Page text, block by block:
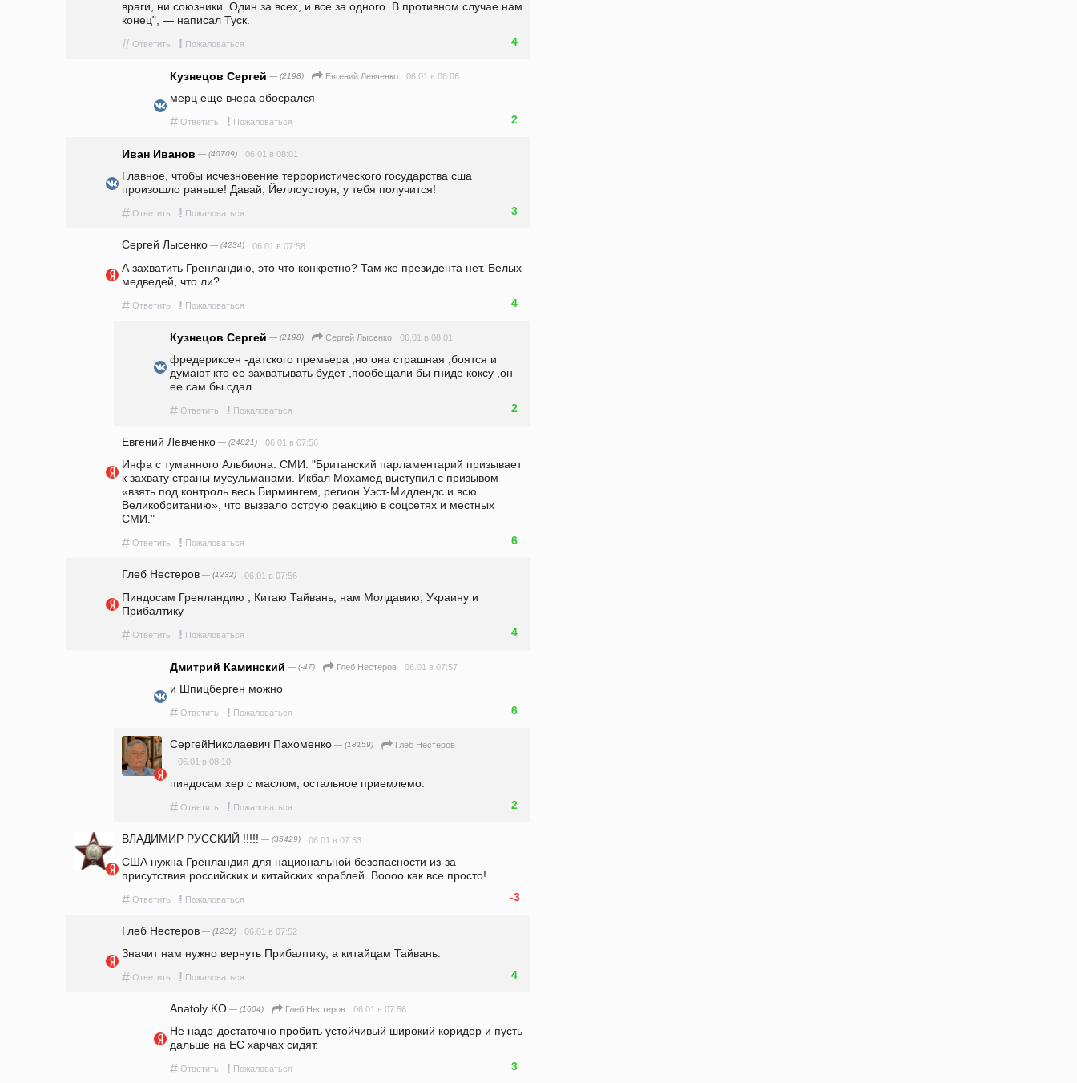
враги, ни союзники. Один за всех, и все за одного. В противном случае нам
конец", — написал Туск.
# Ответить ! Пожаловаться 4
Кузнецов Сергей — (2198) Евгений Левченко 06.01 в 08:06
мерц еще вчера обосрался
# Ответить ! Пожаловаться 2
Иван Иванов — (40709) 06.01 в 08:01
Главное, чтобы исчезновение террористического государства сша
произошло раньше! Давай, Йеллоустоун, у тебя получится!
# Ответить ! Пожаловаться 3
Сергей Лысенко — (4234) 06.01 в 07:58
А захватить Гренландию, это что конкретно? Там же президента нет. Белых
медведей, что ли?
# Ответить ! Пожаловаться 4
Кузнецов Сергей — (2198) Сергей Лысенко 06.01 в 08:01
фредериксен -датского премьера ,но она страшная ,боятся и
думают кто ее захватывать будет ,пообещали бы гниде коксу ,он
ее сам бы сдал
# Ответить ! Пожаловаться 2
Евгений Левченко — (24821) 06.01 в 07:56
Инфа с туманного Альбиона. СМИ: "Британский парламентарий призывает
к захвату страны мусульманами. Икбал Мохамед выступил с призывом
«взять под контроль весь Бирмингем, регион Уэст-Мидлендс и всю
Великобританию», что вызвало острую реакцию в соцсетях и местных
СМИ."
# Ответить ! Пожаловаться 6
Глеб Нестеров — (1232) 06.01 в 07:56
Пиндосам Гренландию , Китаю Тайвань, нам Молдавию, Украину и
Прибалтику
# Ответить ! Пожаловаться 4
Дмитрий Каминский — (-47) Глеб Нестеров 06.01 в 07:57
и Шпицберген можно
# Ответить ! Пожаловаться 6
СергейНиколаевич Пахоменко — (18159)
Глеб Нестеров
06.01 в 08:10
пиндосам хер с маслом, остальное приемлемо.
# Ответить ! Пожаловаться 2
ВЛАДИМИР РУССКИЙ !!!!! — (35429) 06.01 в 07:53
США нужна Гренландия для национальной безопасности из-за
присутствия российских и китайских кораблей. Воооо как все просто!
# Ответить ! Пожаловаться -3
Глеб Нестеров — (1232) 06.01 в 07:52
Значит нам нужно вернуть Прибалтику, а китайцам Тайвань.
# Ответить ! Пожаловаться 4
Anatoly KO — (1604) Глеб Нестеров 06.01 в 07:56
Не надо-достаточно пробить устойчивый широкий коридор и пусть
дальше на ЕС харчах сидят.
# Ответить ! Пожаловаться 3